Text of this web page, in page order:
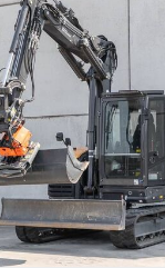
6 Zapremina:
Pogon na sva